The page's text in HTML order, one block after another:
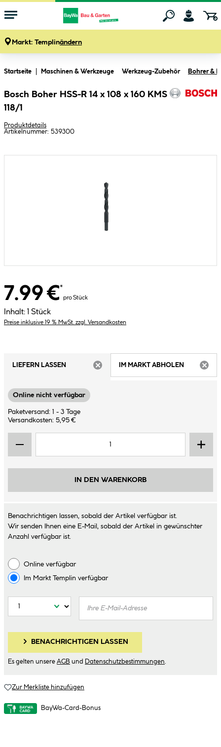
Markt: Templinändern
Startseite Maschinen & Werkzeuge Werkzeug-Zubehör Bohrer &
Bosch Boher HSS-R 14 x 108 x 160 KMS
118/1
Produktdetails
Artikelnummer: 539300
7.99 €*
pro Stück
Inhalt: 1 Stück
Preise inklusive 19 % MwSt. zzgl. Versandkosten
LIEFERN LASSEN
IM MARKT ABHOLEN
Online nicht verfügbar
Paketversand: 1 - 3 Tage
Versandkosten: 5,95 €
IN DEN WARENKORB
Benachrichtigen lassen, sobald der Artikel verfügbar ist.
Wir senden Ihnen eine E-Mail, sobald der Artikel in gewünschter
Anzahl verfügbar ist.
Online verfügbar
Im Markt Templin verfügbar
BENACHRICHTIGEN LASSEN
Es gelten unsere AGB und Datenschutzbestimmungen
Zur Merkliste hinzufügen
BayWa-Card-Bonus